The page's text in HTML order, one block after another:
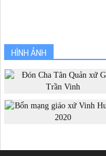
HÌNH ẢNH